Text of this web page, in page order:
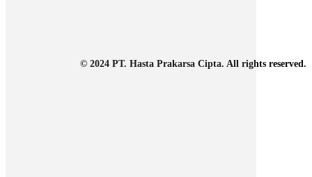
© 2024 PT. Hasta Prakarsa Cipta. All rights reserved.